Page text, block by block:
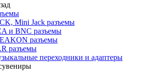
Mini Jack разъемы
и BNC разъемы
разъемы
разъемы
переходники и адаптеры